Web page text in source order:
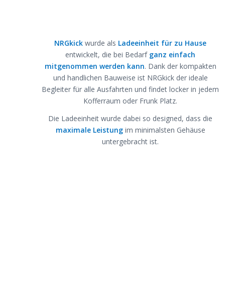
NRGkick wurde als Ladeeinheit für zu Hause
entwickelt, die bei Bedarf ganz einfach
mitgenommen werden kann. Dank der kompakten
und handlichen Bauweise ist NRGkick der ideale
Begleiter für alle Ausfahrten und findet locker in jedem
Kofferraum oder Frunk Platz.
Die Ladeeinheit wurde dabei so designed, dass die
maximale Leistungim minimalsten Gehäuse
untergebracht ist.